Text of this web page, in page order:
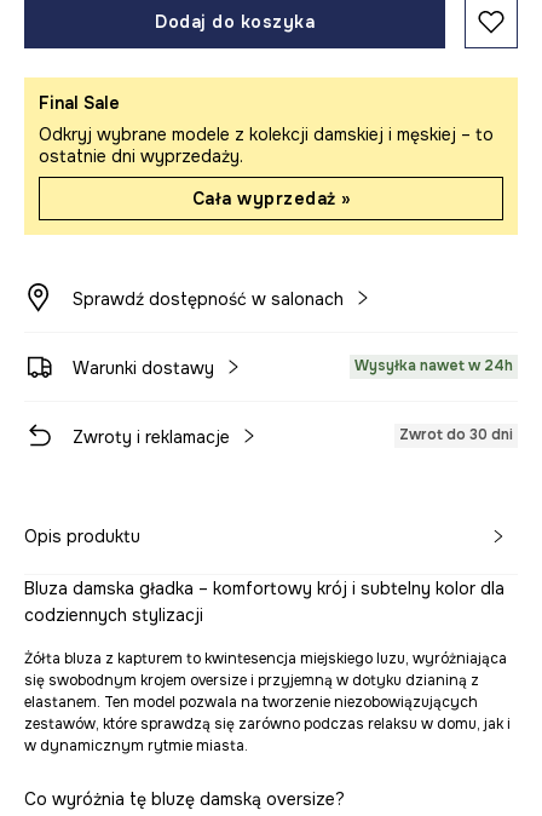
Dodaj do koszyka
Final Sale
Odkryj wybrane modele z kolekcji damskiej i męskiej – to
ostatnie dni wyprzedaży.
Cała wyprzedaż »
Sprawdź dostępność w salonach
Warunki dostawy Wysyłka nawet w 24h
Zwroty i reklamacje Zwrot do 30 dni
Opis produktu
Bluza damska gładka – komfortowy krój i subtelny kolor dla
codziennych stylizacji
Żółta bluza z kapturem to kwintesencja miejskiego luzu, wyróżniająca
się swobodnym krojem oversize i przyjemną w dotyku dzianiną z
elastanem. Ten model pozwala na tworzenie niezobowiązujących
zestawów, które sprawdzą się zarówno podczas relaksu w domu, jak i
w dynamicznym rytmie miasta.
Co wyróżnia tę bluzę damską oversize?